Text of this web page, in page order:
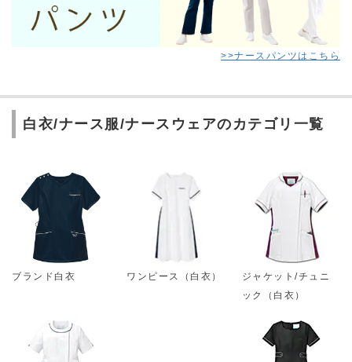
>>ナースパンツはこちら
白衣/ナース服/ナースウェアのカテゴリ一覧
ブランド白衣 ワンピース（白衣）
ジャケット/チュニ
ック（白衣）